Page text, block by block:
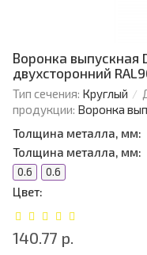
Воронка выпускная
двухсторонний
Тип сечения: Круглый
продукции: Воронка
Толщина металла, мм:
Толщина металла, мм:
0.6 0.6
Цвет:
140.77 р.